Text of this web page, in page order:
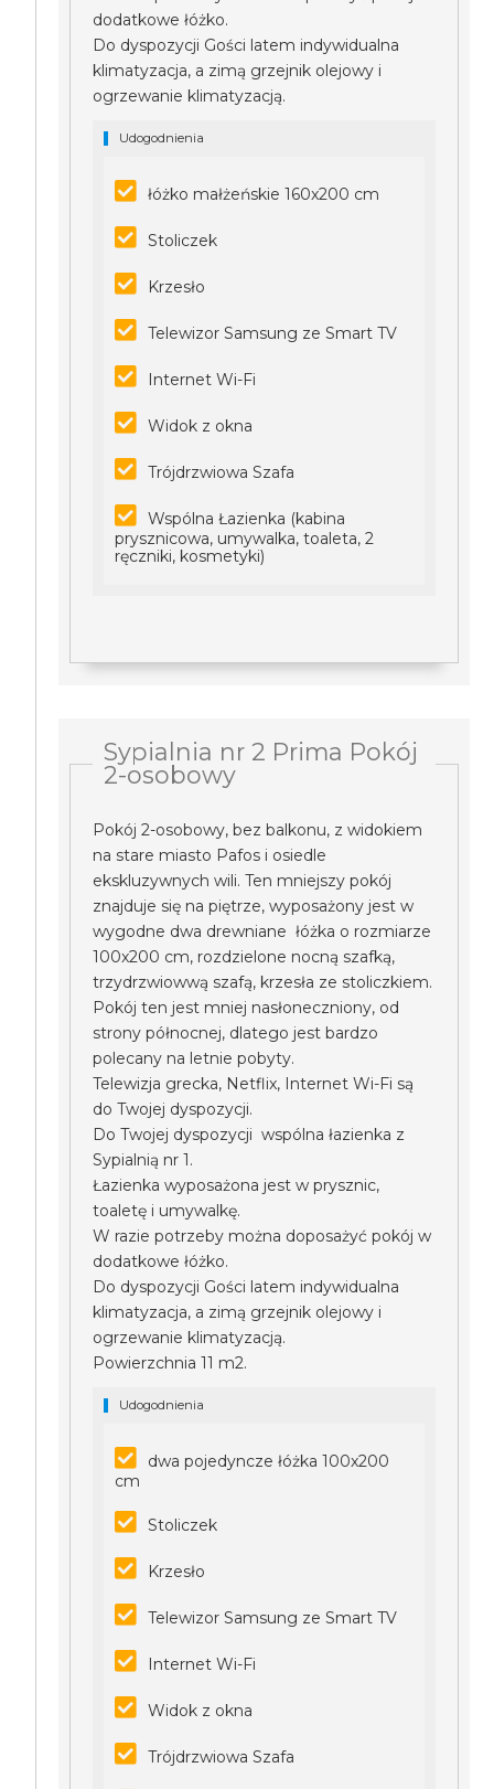
dodatkowe łóżko.
Do dyspozycji Gości latem indywidualna
klimatyzacja, a zimą grzejnik olejowy i
ogrzewanie klimatyzacją.
Udogodnienia
łóżko małżeńskie 160x200 cm
Stoliczek
Krzesło
Telewizor Samsung ze Smart TV
Internet Wi-Fi
Widok z okna
Trójdrzwiowa Szafa
Wspólna Łazienka (kabina
prysznicowa, umywalka, toaleta, 2
ręczniki, kosmetyki)
Sypialnia nr 2 Prima Pokój
2-osobowy
Pokój 2-osobowy, bez balkonu, z widokiem
na stare miasto Pafos i osiedle
ekskluzywnych wili. Ten mniejszy pokój
znajduje się na piętrze, wyposażony jest w
wygodne dwa drewniane łóżka o rozmiarze
100x200 cm, rozdzielone nocną szafką,
trzydrzwiowwą szafą, krzesła ze stoliczkiem.
Pokój ten jest mniej nasłoneczniony, od
strony północnej, dlatego jest bardzo
polecany na letnie pobyty.
Telewizja grecka, Netflix, Internet Wi-Fi są
do Twojej dyspozycji.
Do Twojej dyspozycji wspólna łazienka z
Sypialnią nr 1.
Łazienka wyposażona jest w prysznic,
toaletę i umywalkę.
W razie potrzeby można doposażyć pokój w
dodatkowe łóżko.
Do dyspozycji Gości latem indywidualna
klimatyzacja, a zimą grzejnik olejowy i
ogrzewanie klimatyzacją.
Powierzchnia 11 m2.
Udogodnienia
dwa pojedyncze łóżka 100x200
cm
Stoliczek
Krzesło
Telewizor Samsung ze Smart TV
Internet Wi-Fi
Widok z okna
Trójdrzwiowa Szafa